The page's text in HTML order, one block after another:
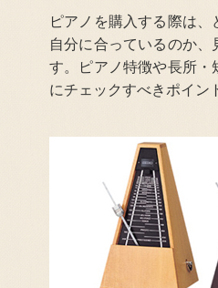
ピアノを購入する際は
自分に合っているのか
す。ピアノ特徴や長所・
にチェックすべきポイン